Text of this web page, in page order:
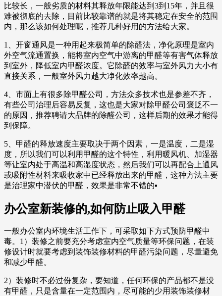
比较长，一般劣质的材料其释放年限能达到3到15年，并且很
难被彻底的去除，目前比较靠谱的就是将其稳定在安全的范围
内，那么该如何处理呢，推荐几种好用的方法给大家。
1、开窗通风是一种用起来极简单的除醛法，净化原理是室内
外空气流通置换，能将室内空气中游离的甲醛等有害气体释放
到室外，降低室内甲醛浓度。它除醛的效率与室外风力大小有
直接关系，一般室外风力越大净化效率越高。
4、市面上有很多除甲醛公司，方法众多技术也是参差不齐，
有些公司治理后容易反复，这也是大家对除甲醛公司褒贬不一
的原因，推荐聘请大品牌的除醛公司，这样后期的效果才能得
到保障。
5、甲醛的释放速度主要取决于两个因素，一是温度，二是湿
度，所以我们可以利用甲醛的这个特性，利用暖风机、加湿器
等让室内处于高温和高湿度状态，然后我们可以再配合上通风
或吸附性材料来吸收家中已经释放出来的甲醛，这种方法主要
是治理家中潜伏的甲醛，效果是非常不错的▪
办公室新装修的,如何防止吸入甲醛
一般办公室内环境生活工作下，可采取如下方式预防甲醛中
毒。1）装修之前要充分考虑室内空气质量等环保问题，在装
修设计时就要考虑到装饰装修材料的甲醛污染问题，尽量避免
和减少甲醛。
2）装修时不必过份复杂，要知道，任何环保的产品都不是没
有甲醛，只是含量在一定范围内，尽可能的少用装饰装修材